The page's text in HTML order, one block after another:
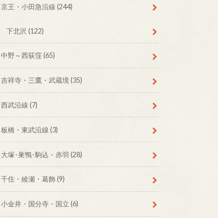
京王・小田急沿線 (244)
下北沢(122)
中野～西荻窪 (65)
吉祥寺・三鷹・武蔵境 (35)
西武沿線 (7)
板橋・東武沿線 (3)
大塚･巣鴨･駒込・赤羽 (28)
千住・綾瀬・葛飾(9)
小金井・国分寺・国立 (6)